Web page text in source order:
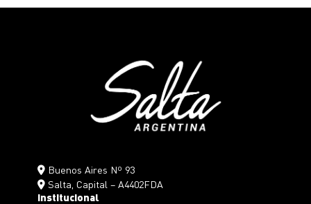
Buenos Aires Nº 93
Salta, Capital – A4402FDA
Institucional